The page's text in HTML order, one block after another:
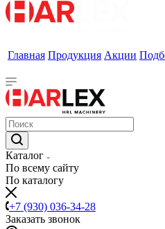
Главная Продукция Акции
Каталог
По всему сайту
По каталогу
+7 (930) 036-34-28
Заказать звонок